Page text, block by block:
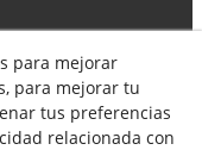
Síguenos en las redes!
para mejorar
para mejorar tu
tus preferencias
relacionada con